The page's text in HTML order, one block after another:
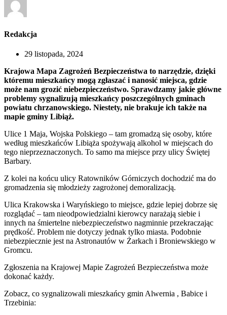
Redakcja
29 listopada, 2024
Krajowa Mapa Zagrożeń Bezpieczeństwa to narzędzie, dzięki
któremu mieszkańcy mogą zgłaszać i nanosić miejsca, gdzie
może nam grozić niebezpieczeństwo. Sprawdzamy jakie główne
problemy sygnalizują mieszkańcy poszczególnych gminach
powiatu chrzanowskiego. Niestety, nie brakuje ich także na
mapie gminy Libiąż.
Ulice 1 Maja, Wojska Polskiego – tam gromadzą się osoby, które
według mieszkańców Libiąża spożywają alkohol w miejscach do
tego nieprzeznaczonych. To samo ma miejsce przy ulicy Świętej
Barbary.
Z kolei na końcu ulicy Ratowników Górniczych dochodzić ma do
gromadzenia się młodzieży zagrożonej demoralizacją.
Ulica Krakowska i Waryńskiego to miejsce, gdzie lepiej dobrze się
rozglądać – tam nieodpowiedzialni kierowcy narażają siebie i
innych na śmiertelne niebezpieczeństwo nagminnie przekraczając
prędkość. Problem nie dotyczy jednak tylko miasta. Podobnie
niebezpiecznie jest na Astronautów w Żarkach i Broniewskiego w
Gromcu.
Zgłoszenia na Krajowej Mapie Zagrożeń Bezpieczeństwa może
dokonać każdy.
Zobacz, co sygnalizowali mieszkańcy gmin Alwernia , Babice i
Trzebinia: